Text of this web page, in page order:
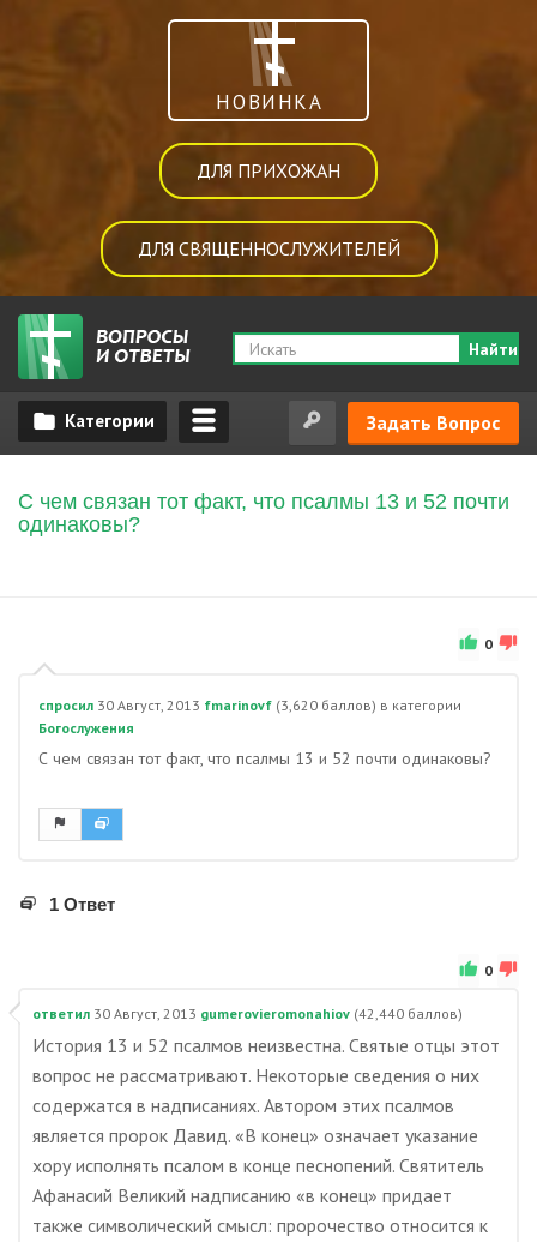
НОВИНКА
ДЛЯ ПРИХОЖАН
ДЛЯ СВЯЩЕННОСЛУЖИТЕЛЕЙ
Найти
Задать Вопрос
С чем связан тот факт, что псалмы 13 и 52 почти
одинаковы?
0
спросил 30 Август, 2013 fmarinovf (3,620 баллов) в категории
Богослужения
С чем связан тот факт, что псалмы 13 и 52 почти одинаковы?
1 Ответ
0
ответил 30 Август, 2013 gumerovieromonahiov (42,440 баллов)
История 13 и 52 псалмов неизвестна. Святые отцы этот
вопрос не рассматривают. Некоторые сведения о них
содержатся в надписаниях. Автором этих псалмов
является пророк Давид. «В конец» означает указание
хору исполнять псалом в конце песнопений. Святитель
Афанасий Великий надписанию «в конец» придает
также символический смысл: пророчество относится к